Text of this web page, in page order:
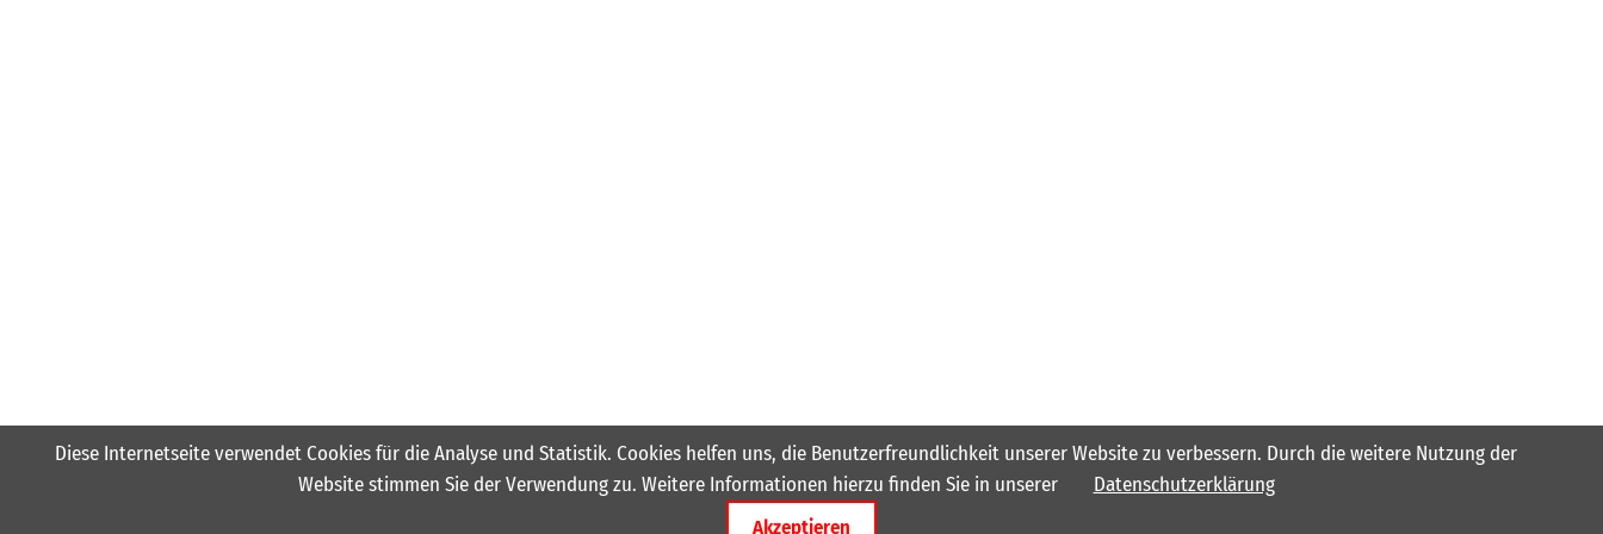
Diese Internetseite verwendet Cookies für die Analyse und Statistik. Cookies helfen uns, die Benutzerfreundlichkeit unserer Website zu verbessern. Durch die weitere Nutzung der
Website stimmen Sie der Verwendung zu. Weitere Informationen hierzu finden Sie in unserer
Datenschutzerklärung
Akzeptieren